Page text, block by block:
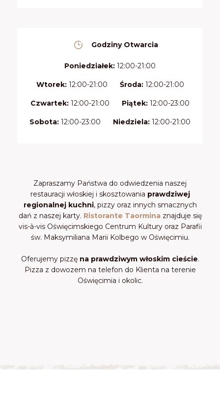
Godziny Otwarcia
Poniedziałek: 12:00-21:00
Wtorek:12:00-21:00 Środa:12:00-21:00
Czwartek: 12:00-21:00 Piątek: 12:00-23:00
Sobota: 12:00-23:00 Niedziela: 12:00-21:00
Zapraszamy Państwa do odwiedzenia naszej
restauracji włoskiej i skosztowania prawdziwej
regionalnej kuchni, pizzy oraz innych smacznych
dań z naszej karty. Ristorante Taorminaznajduje się
vis-à-vis Oświęcimskiego Centrum Kultury oraz Parafii
św. Maksymiliana Marii Kolbego w Oświęcimiu.
Oferujemy pizzę na prawdziwym włoskim cieście.
Pizza z dowozem na telefon do Klienta na terenie
Oświęcimia i okolic.